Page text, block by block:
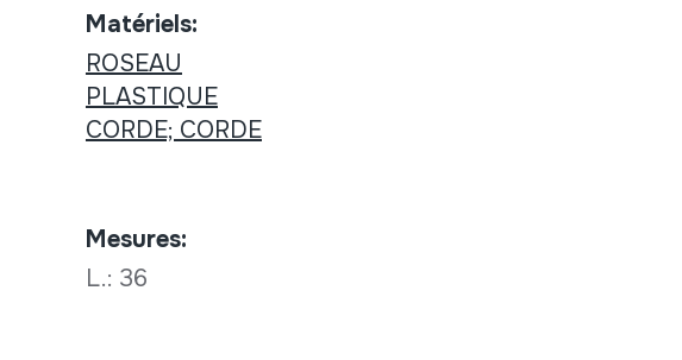
Matériels:
ROSEAU
PLASTIQUE
CORDE; CORDE
Mesures:
L.: 36